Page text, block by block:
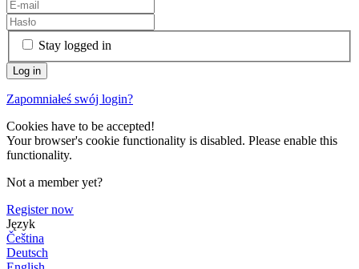
Stay logged in
Zapomniałeś swój login?
Cookies have to be accepted!
Your browser's cookie functionality is disabled. Please enable this
functionality.
Not a member yet?
Register now
Język
Čeština
Deutsch